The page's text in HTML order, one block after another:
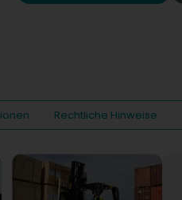
Rechtliche Hinweise